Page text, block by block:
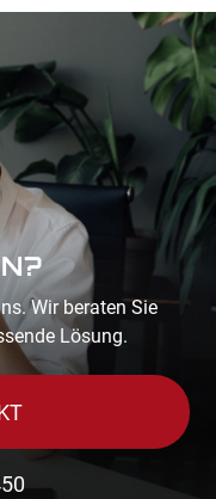
Wir beraten Sie
Lösung.